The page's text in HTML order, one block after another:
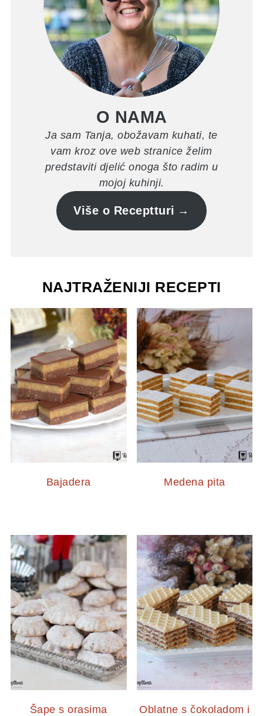
O NAMA
Ja sam Tanja, obožavam kuhati, te
vam kroz ove web stranice želim
predstaviti djelić onoga što radim u
mojoj kuhinji.
Više o Receptturi
NAJTRAŽENIJI RECEPTI
Bajadera Medena pita
Šape s orasima
Oblatne s čokoladom i